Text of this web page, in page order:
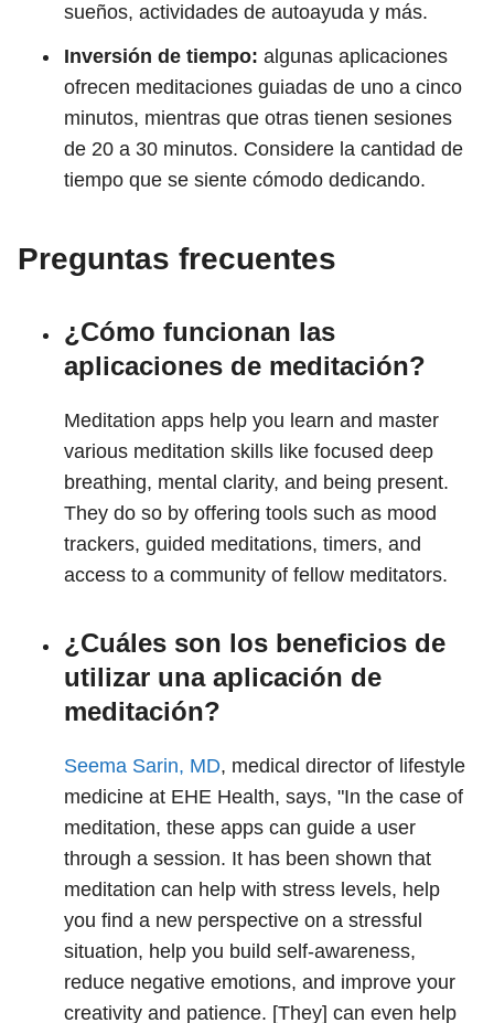
sueños, actividades de autoayuda y más.
Inversión de tiempo: algunas aplicaciones
ofrecen meditaciones guiadas de uno a cinco
minutos, mientras que otras tienen sesiones
de 20 a 30 minutos. Considere la cantidad de
tiempo que se siente cómodo dedicando.
Preguntas frecuentes
¿Cómo funcionan las
aplicaciones de meditación?
Meditation apps help you learn and master
various meditation skills like focused deep
breathing, mental clarity, and being present.
They do so by offering tools such as mood
trackers, guided meditations, timers, and
access to a community of fellow meditators.
¿Cuáles son los beneficios de
utilizar una aplicación de
meditación?
Seema Sarin, MD, medical director of lifestyle
medicine at EHE Health, says, "In the case of
meditation, these apps can guide a user
through a session. It has been shown that
meditation can help with stress levels, help
you find a new perspective on a stressful
situation, help you build self-awareness,
reduce negative emotions, and improve your
creativity and patience. [They] can even help